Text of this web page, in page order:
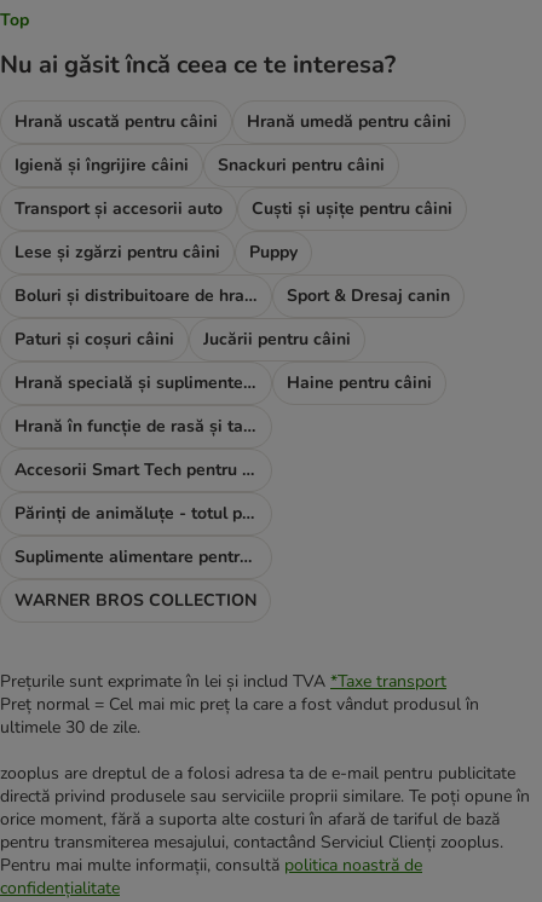
Top
Nu ai găsit încă ceea ce te interesa?
Hrană uscată pentru câini
Hrană umedă pentru câini
Igienă și îngrijire câini
Snackuri pentru câini
Transport și accesorii auto
Cuști și ușițe pentru câini
Lese și zgărzi pentru câini
Puppy
Boluri și distribuitoare de hrană și apă
Sport & Dresaj canin
Paturi și coșuri câini
Jucării pentru câini
Hrană specială și suplimente alimentare
Haine pentru câini
Hrană în funcție de rasă și talie
Accesorii Smart Tech pentru câini
Părinți de animăluțe - totul pentru TINE
Suplimente alimentare pentru câini
WARNER BROS COLLECTION
Prețurile sunt exprimate în lei și includ TVA *Taxe transport
Preț normal = Cel mai mic preț la care a fost vândut produsul în
ultimele 30 de zile.
zooplus are dreptul de a folosi adresa ta de e-mail pentru publicitate
directă privind produsele sau serviciile proprii similare. Te poți opune în
orice moment, fără a suporta alte costuri în afară de tariful de bază
pentru transmiterea mesajului, contactând Serviciul Clienți zooplus.
Pentru mai multe informații, consultă politica noastră de
confidențialitate